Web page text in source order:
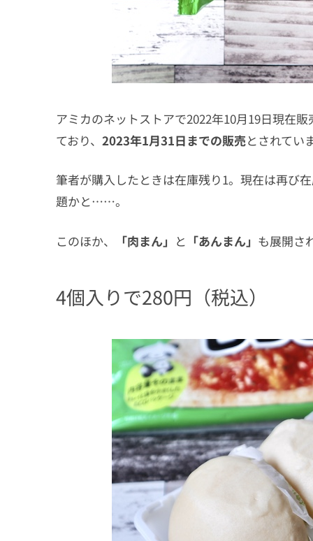
アミカのネットストアで2022年10月19日現在販
ており、 2023年1月31日までの販売とされてい
筆者が購入したときは在庫残り1。現在は再び
題かと……。
このほか、 「肉まん」 と 「あんまん」 も展開さ
4個入りで280円（税込）